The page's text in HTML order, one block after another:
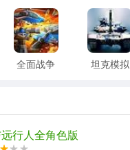
版官方手
游
落时代
全面战争
坦克模拟
行人全角色版